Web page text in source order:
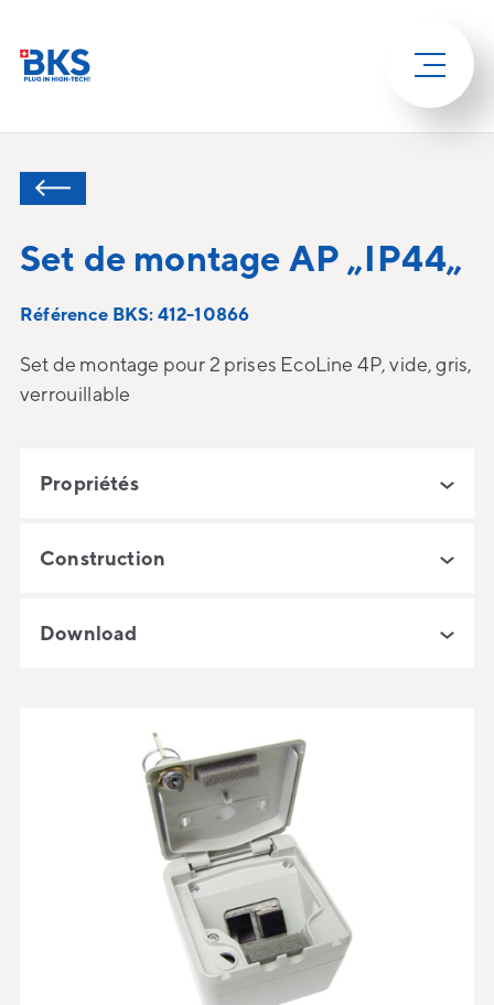
Set de montage AP „IP44„
Référence BKS: 412-10866
Set de montage pour 2 prises EcoLine 4P, vide, gris,
verrouillable
Propriétés
Construction
Download